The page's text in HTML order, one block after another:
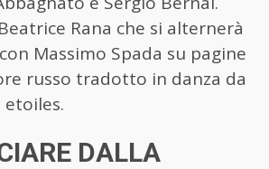
Rana che si alternerà
Massimo Spada su pagine
russo tradotto in danza da
etoiles.
DALLA